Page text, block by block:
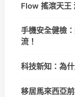
Flow 搖滾天王
手機安全健檢
流！
科技新知：為
移居馬來西亞